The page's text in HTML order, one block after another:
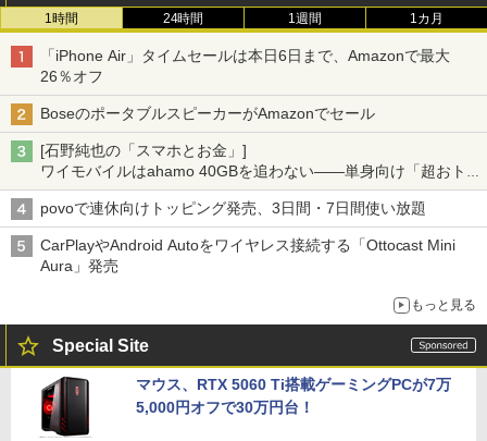
1時間 24時間 1週間 1カ月
「iPhone Air」タイムセールは本日6日まで、Amazonで最大
26％オフ
BoseのポータブルスピーカーがAmazonでセール
[石野純也の「スマホとお金」]
ワイモバイルはahamo 40GBを追わない――単身向け「超おトク
割」の安さと1年限定の注意点
povoで連休向けトッピング発売、3日間・7日間使い放題
CarPlayやAndroid Autoをワイヤレス接続する「Ottocast Mini
Aura」発売
もっと見る
Special Site
マウス、RTX 5060 Ti搭載ゲーミングPCが7万
5,000円オフで30万円台！